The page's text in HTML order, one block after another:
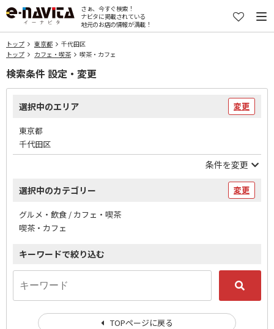
さぁ、今すぐ検索！
ナビタに掲載されている
地元のお店の情報が満載！
トップ 東京都
千代田区
トップ
カフェ・喫茶 喫茶・カフェ
検索条件 設定・変更
選択中のエリア 変更
東京都
千代田区
条件を変更
選択中のカテゴリー 変更
グルメ・飲食 / カフェ・喫茶
喫茶・カフェ
キーワードで絞り込む
TOPページに戻る